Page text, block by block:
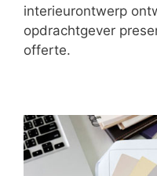
interieurontwerp
opdrachtgever
offerte.